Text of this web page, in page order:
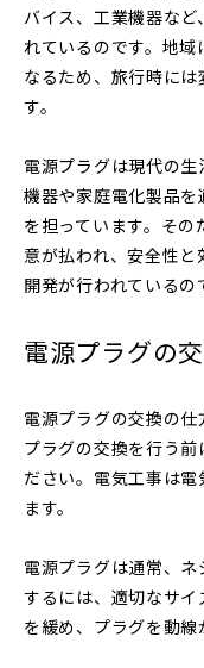
バイス、工業機器な
れているのです。地
なるため、旅行時に
す。
電源プラグは現代の
機器や家庭電化製品
を担っています。そ
意が払われ、安全性
開発が行われているの
電源プラグの
電源プラグの交換の
プラグの交換を行う
ださい。電気工事は
ます。
電源プラグは通常、
するには、適切なサ
を緩め、プラグを動線